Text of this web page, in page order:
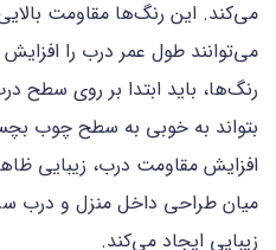
می‌کند. این رنگ‌ها مقاومت
می‌توانند طول عمر درب را افزایش
رنگ‌ها، باید ابتدا بر روی سطح
بتواند به خوبی به سطح چوب
افزایش مقاومت درب، زیبایی
میان طراحی داخل منزل و درب
زیبایی ایجاد می‌کند.